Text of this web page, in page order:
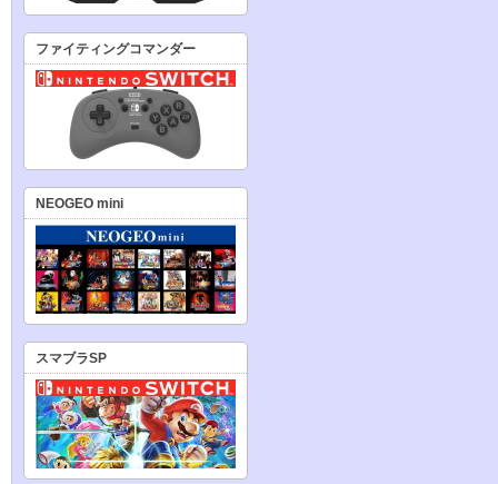
ファイティングコマンダー
NEOGEO mini
スマブラSP